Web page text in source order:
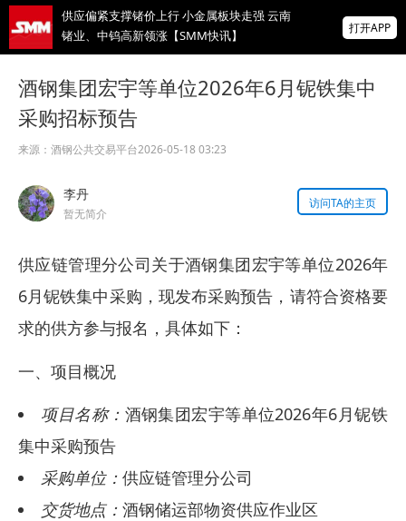
锗业、中钨高新领涨【SMM快讯】
上海维旺光电科技有限公司与您相约
2026SMM（第五届）光伏储能产业大会
新能安、晶澳、隆基、通威…七天后共赴苏
州！出席2026SMM光伏储能产业大会！
为有色行业打造的神器
打开APP
酒钢集团宏宇等单位2026年6月铌铁集中
采购招标预告
来源： 酒钢公共交易平台2026-05-18 03:23
李丹
暂无简介
访问TA的主页
供应链管理分公司关于酒钢集团宏宇等单位2026年
6月铌铁集中采购，现发布采购预告，请符合资格要
求的供方参与报名，具体如下：
一、项目概况
项目名称： 酒钢集团宏宇等单位2026年6月铌铁
集中采购预告
采购单位： 供应链管理分公司
交货地点： 酒钢储运部物资供应作业区